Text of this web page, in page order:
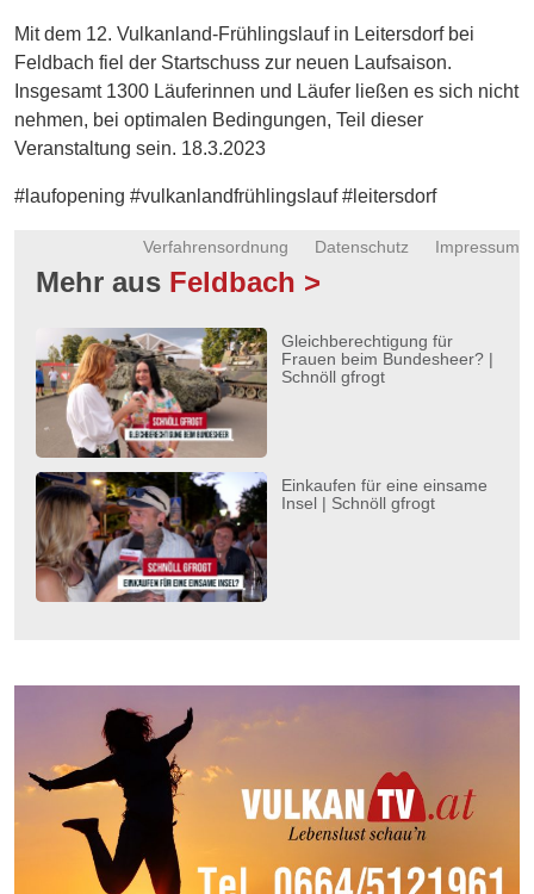
Schnöll
gfrogt
Zonen
Mit dem 12. Vulkanland-Frühlingslauf in Leitersdorf bei
Feldbach fiel der Startschuss zur neuen Laufsaison.
Insgesamt 1300 Läuferinnen und Läufer ließen es sich nicht
nehmen, bei optimalen Bedingungen, Teil dieser
Veranstaltung sein. 18.3.2023
#laufopening #vulkanlandfrühlingslauf #leitersdorf
Impressum
Datenschutz
Verfahrensordnung
Mehr aus Feldbach >
Gleichberechtigung für
Frauen beim Bundesheer? |
Schnöll gfrogt
Einkaufen für eine einsame
Insel | Schnöll gfrogt